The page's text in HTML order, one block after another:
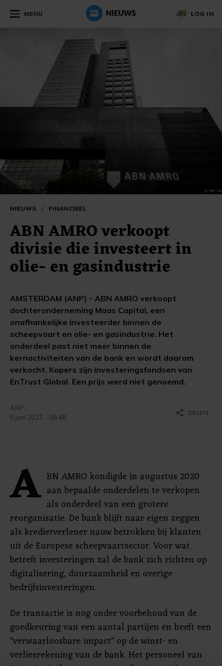
MENU LOG IN
NIEUWS / FINANCIEEL
ABN AMRO verkoopt
divisie die investeert in
olie- en gasindustrie
AMSTERDAM (ANP) - ABN AMRO verkoopt
dochteronderneming Maas Capital, een
onafhankelijke investeerder binnen de
scheepvaart en olie- en gasindustrie. Het
onderdeel past niet meer binnen de
kernactiviteiten van de bank en wordt daarom
verkocht. Kopers zijn investeringsfondsen van
EnTrust Global. Een prijs werd niet genoemd.
ANP
8 juni 2021 - 08:48
share DELEN
A BN AMRO kondigde in augustus 2020
aan bepaalde onderdelen te verkopen
als onderdeel van een grotere
reorganisatie. De bank blijft naar eigen zeggen
als kredietverlener nauw betrokken bij klanten
uit de Europese scheepvaartsector. Voor wat
betreft investeringen zal de bank zich richten op
digitalisering, duurzaamheid en overige
bedrijfsinvesteringen.
De transactie is nog onder voorbehoud van de
goedkeuring van een aantal partijen en heeft een
"verwaarloosbare impact" op de winst- en
verliesrekening van de bank. Het personeel van